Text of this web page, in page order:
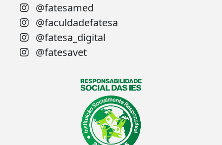
@fatesamed
@faculdadefatesa
@fatesa_digital
@fatesavet